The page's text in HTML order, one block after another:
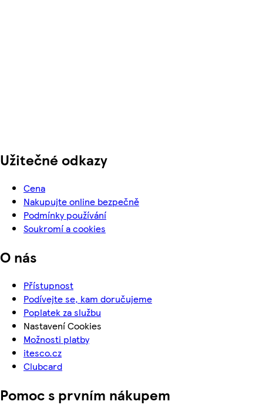
Užitečné odkazy
Cena
Nakupujte online bezpečně
Podmínky používání
Soukromí a cookies
O nás
Přístupnost
Podívejte se, kam doručujeme
Poplatek za službu
Nastavení Cookies
Možnosti platby
itesco.cz
Clubcard
Pomoc s prvním nákupem